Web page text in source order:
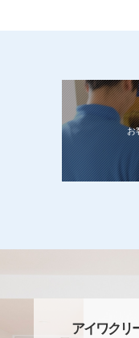
お
アイワクリ